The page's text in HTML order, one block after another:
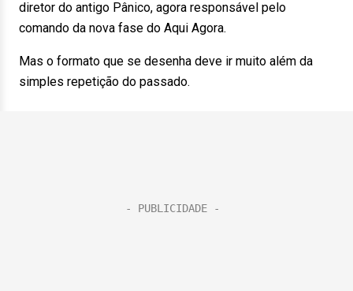
diretor do antigo Pânico, agora responsável pelo
comando da nova fase do Aqui Agora.
Mas o formato que se desenha deve ir muito além da
simples repetição do passado.